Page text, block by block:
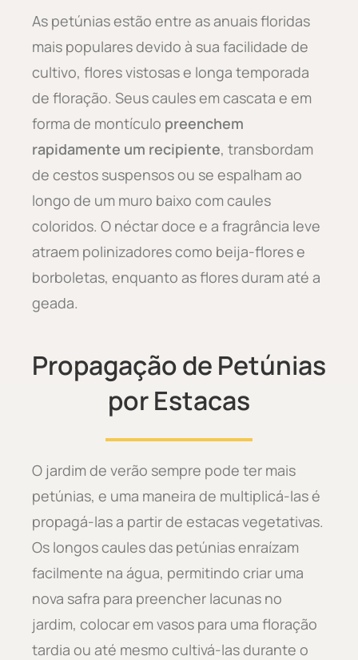
As petúnias estão entre as anuais floridas
mais populares devido à sua facilidade de
cultivo, flores vistosas e longa temporada
de floração. Seus caules em cascata e em
forma de montículo preenchem
rapidamente um recipiente, transbordam
de cestos suspensos ou se espalham ao
longo de um muro baixo com caules
coloridos. O néctar doce e a fragrância leve
atraem polinizadores como beija-flores e
borboletas, enquanto as flores duram até a
geada.
Propagação de Petúnias
por Estacas
O jardim de verão sempre pode ter mais
petúnias, e uma maneira de multiplicá-las é
propagá-las a partir de estacas vegetativas.
Os longos caules das petúnias enraízam
facilmente na água, permitindo criar uma
nova safra para preencher lacunas no
jardim, colocar em vasos para uma floração
tardia ou até mesmo cultivá-las durante o